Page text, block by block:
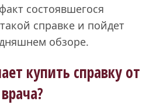
состоявшегося
справке и пойдет
обзоре.
купить справку от
врача?